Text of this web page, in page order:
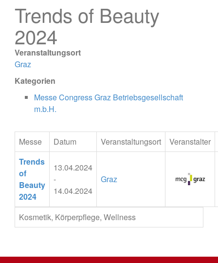
Trends of Beauty
2024
Veranstaltungsort
Graz
Kategorien
Messe Congress Graz Betriebsgesellschaft
m.b.H.
Messe Datum Veranstaltungsort
Veranstalter
Trends
of
Beauty
2024
13.04.2024
-
14.04.2024
Graz
Kosmetik, Körperpflege, Wellness